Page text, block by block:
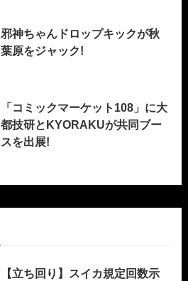
邪神ちゃんドロップキックが秋
葉原をジャック!
「コミックマーケット108」に大
都技研とKYORAKUが共同ブー
スを出展!
【立ち回り】スイカ規定回数示